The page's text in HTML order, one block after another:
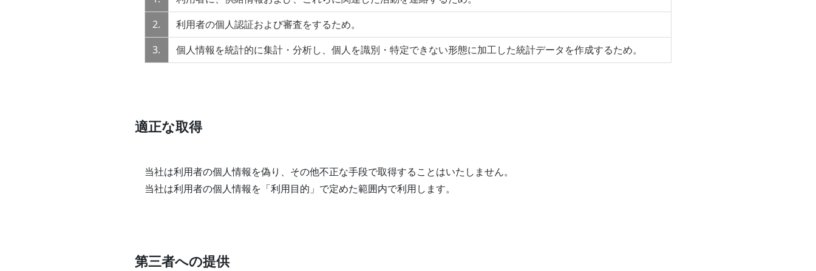
2.
利用者の個人認証および審査をするため。
3.
個人情報を統計的に集計・分析し、個人を識別・特定できない形態に加工した統計データを作成するため。
適正な取得
当社は利用者の個人情報を偽り、その他不正な手段で取得することはいたしません。
当社は利用者の個人情報を「利用目的」で定めた範囲内で利用します。
第三者への提供